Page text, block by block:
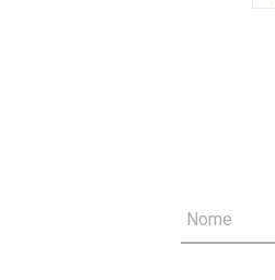
Nome